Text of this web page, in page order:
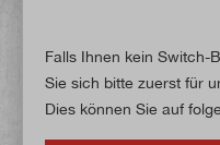
Falls Ihnen kein Switch-
Sie sich bitte zuerst für
Dies können Sie auf